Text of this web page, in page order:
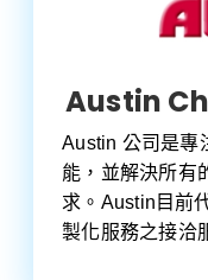
Austin
Austin 公司是專
能，並解決所有
求。Austin目前
製化服務之接洽